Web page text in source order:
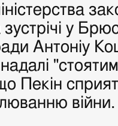
у
Антоніу
Пекін
війни.